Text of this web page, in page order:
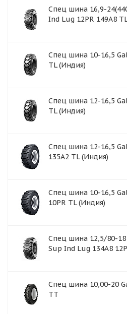
Спец шина 16,9-
Ind Lug 12PR 149A8
Спец шина 10-16,5
TL (Индия)
Спец шина 12-16,5
TL (Индия)
Спец шина 12-16,5
135А2 TL (Индия)
Спец шина 10-16,5
10PR TL (Индия)
Спец шина 12,5/80-18
Sup Ind Lug 134A8
Спец шина 10,00-20
TT